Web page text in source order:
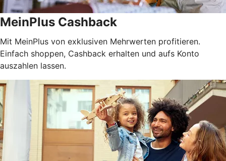
MeinPlus Cashback
Mit MeinPlus von exklusiven Mehrwerten profitieren.
Einfach shoppen, Cashback erhalten und aufs Konto
auszahlen lassen.